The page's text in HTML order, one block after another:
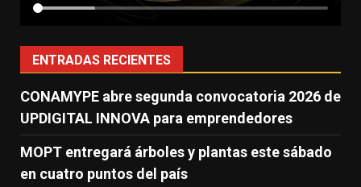
ENTRADAS RECIENTES
CONAMYPE abre segunda convocatoria 2026 de
UPDIGITAL INNOVA para emprendedores
MOPT entregará árboles y plantas este sábado
en cuatro puntos del país